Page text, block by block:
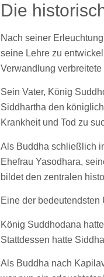
Die
Nach seiner
seine Lehre zu
Verwandlung
Sein Vater, König
Siddhartha den
Krankheit und Tod zu
Als Buddha schließlich
Ehefrau Yasodhara,
bildet den zentralen
Eine der bedeutendsten
König Suddhodana
Stattdessen hatte
Als Buddha nach